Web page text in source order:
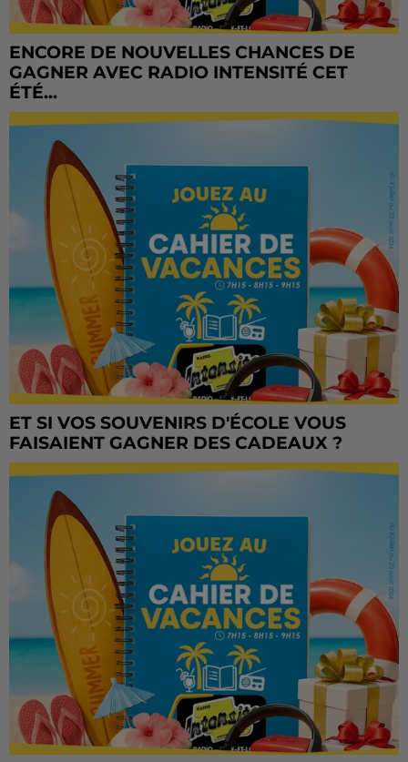
ENCORE DE NOUVELLES CHANCES DE
GAGNER AVEC RADIO INTENSITÉ CET
ÉTÉ...
ET SI VOS SOUVENIRS D'ÉCOLE VOUS
FAISAIENT GAGNER DES CADEAUX ?